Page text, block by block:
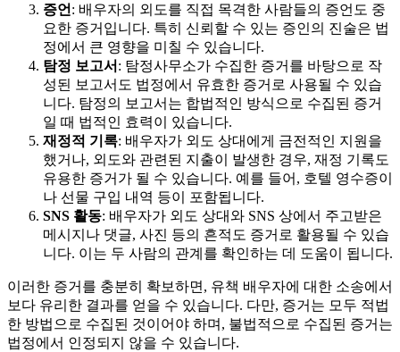
증언 : 배우자의 외도를 직접 목격한 사람들의 증언도 중
요한 증거입니다. 특히 신뢰할 수 있는 증인의 진술은 법
정에서 큰 영향을 미칠 수 있습니다.
탐정 보고서 : 탐정사무소가 수집한 증거를 바탕으로 작
성된 보고서도 법정에서 유효한 증거로 사용될 수 있습
니다. 탐정의 보고서는 합법적인 방식으로 수집된 증거
일 때 법적인 효력이 있습니다.
재정적 기록: 배우자가 외도 상대에게 금전적인 지원을
했거나, 외도와 관련된 지출이 발생한 경우, 재정 기록도
유용한 증거가 될 수 있습니다. 예를 들어, 호텔 영수증이
나 선물 구입 내역 등이 포함됩니다.
SNS 활동: 배우자가 외도 상대와 SNS 상에서 주고받은
메시지나 댓글, 사진 등의 흔적도 증거로 활용될 수 있습
니다. 이는 두 사람의 관계를 확인하는 데 도움이 됩니다.
이러한 증거를 충분히 확보하면, 유책 배우자에 대한 소송에서
보다 유리한 결과를 얻을 수 있습니다. 다만, 증거는 모두 적법
한 방법으로 수집된 것이어야 하며, 불법적으로 수집된 증거는
법정에서 인정되지 않을 수 있습니다.